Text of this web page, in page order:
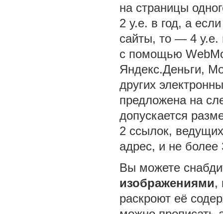
на страницы
2 у.е. в год, а
сайты, то — 4 у.е.
с помощью
Яндекс.Деньги,
других
предложена на
допускается
2 ссылок,
адрес, и не более
Вы можете
изображениями,
раскроют её